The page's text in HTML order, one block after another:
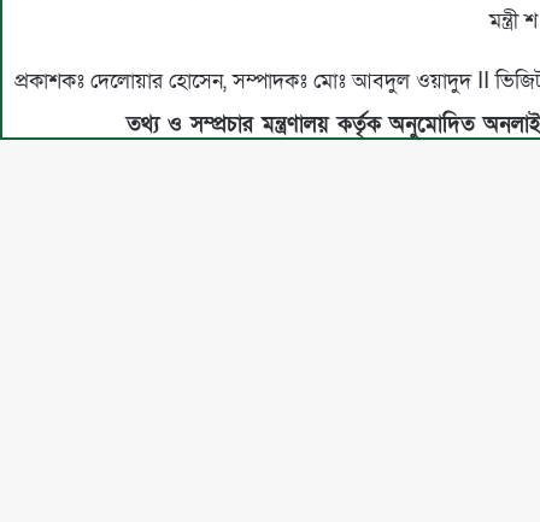
প্রকাশকঃ দেলোয়ার হোসেন, সম্পাদকঃ মোঃ আবদুল ওয়াদুদ II
তথ্য ও সম্প্রচার মন্ত্রণালয় কর্তৃক অনুমোদিত